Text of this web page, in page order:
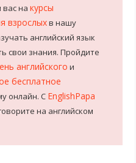
вас накурсы
взрослыхв нашу
английский язык
свои знания. Пройдите
английского и
бесплатное
онлайн. С EnglishPapa
на английском